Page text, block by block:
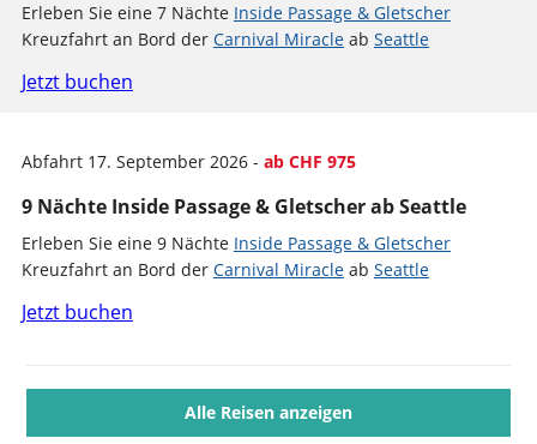
Erleben Sie eine 7 Nächte Inside Passage & Gletscher
Kreuzfahrt an Bord der Carnival Miracleab Seattle
Jetzt buchen
Abfahrt 17. September 2026 - ab CHF 975
9 Nächte Inside Passage & Gletscher ab Seattle
Erleben Sie eine 9 Nächte Inside Passage & Gletscher
Kreuzfahrt an Bord der Carnival Miracleab Seattle
Jetzt buchen
Alle Reisen anzeigen